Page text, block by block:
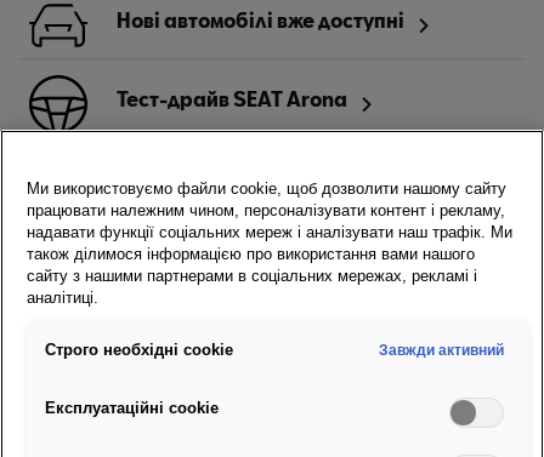
Нові автомобілі вже доступні
Тест-драйв SEAT Arona
Локатор дилерів SEAT
Arona Arona
Яка комбінація кольору та дисків пасує твоєму стилю?
Ми використовуємо файли cookie, щоб дозволити нашому сайту
працювати належним чином, персоналізувати контент і рекламу,
надавати функції соціальних мереж і аналізувати наш трафік. Ми
також ділимося інформацією про використання вами нашого
сайту з нашими партнерами в соціальних мережах, рекламі і
аналітиці.
Строго необхідні cookie Завжди активний
Експлуатаційні cookie